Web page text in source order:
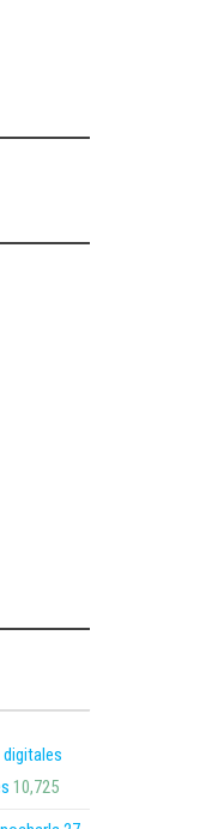
digitales
10,725